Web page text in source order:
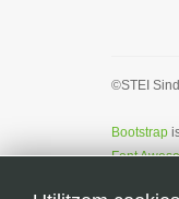
©STEI
Bootstrap
Font